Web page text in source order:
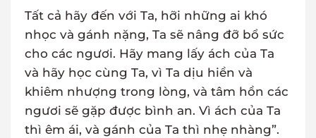
Tất cả hãy đến với Ta, hỡi những ai khó
nhọc và gánh nặng, Ta sẽ nâng đỡ bổ sức
cho các ngươi. Hãy mang lấy ách của Ta
và hãy học cùng Ta, vì Ta dịu hiền và
khiêm nhượng trong lòng, và tâm hồn các
ngươi sẽ gặp được bình an. Vì ách của Ta
thì êm ái, và gánh của Ta thì nhẹ nhàng”.